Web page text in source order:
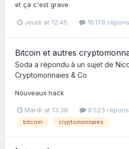
et ça c'est grave.
Jeudi at 12:45 16 178
Bitcoin et autres
Soda a répondu à un sujet de
Cryptomonnaies & Co
Nouveaux hack
Mardi at 13:38 8 523
bitcoin cryptomonnaies